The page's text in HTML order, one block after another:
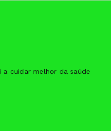
a cuidar melhor da saúde